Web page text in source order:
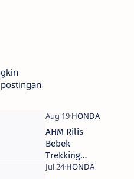
AHM Rilis
Bebek
Trekking
Honda